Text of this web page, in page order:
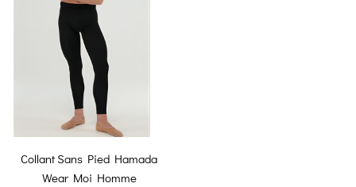
Collant Sans Pied Hamada
Wear Moi Homme